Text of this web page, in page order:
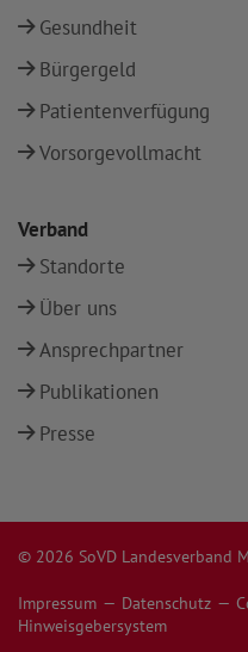
Gesundheit
Bürgergeld
Patientenverfügung
Vorsorgevollmacht
Verband
Standorte
Über uns
Ansprechpartner
Publikationen
Presse
© 2026 SoVD Landesverband
Impressum Datenschutz
Hinweisgebersystem